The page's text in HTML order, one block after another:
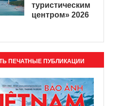
туристическим
центром» 2026
ПЕЧАТНЫЕ ПУБЛИКАЦИИ